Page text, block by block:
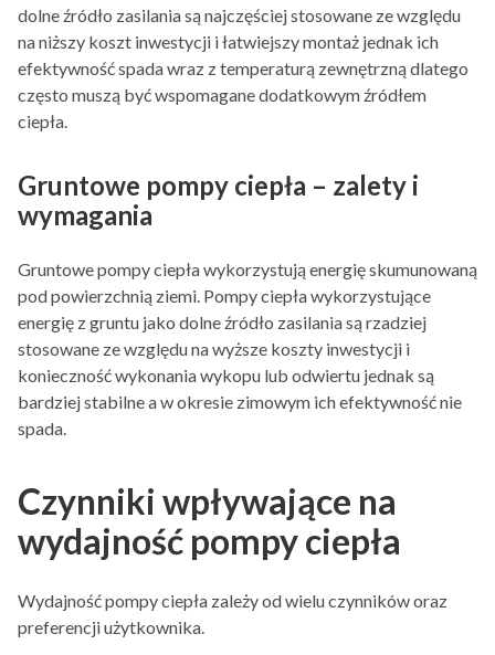
dolne źródło zasilania są najczęściej stosowane ze względu
na niższy koszt inwestycji i łatwiejszy montaż jednak ich
efektywność spada wraz z temperaturą zewnętrzną dlatego
często muszą być wspomagane dodatkowym źródłem
ciepła.
Gruntowe pompy ciepła – zalety i
wymagania
Gruntowe pompy ciepła wykorzystują energię skumunowaną
pod powierzchnią ziemi. Pompy ciepła wykorzystujące
energię z gruntu jako dolne źródło zasilania są rzadziej
stosowane ze względu na wyższe koszty inwestycji i
konieczność wykonania wykopu lub odwiertu jednak są
bardziej stabilne a w okresie zimowym ich efektywność nie
spada.
Czynniki wpływające na
wydajność pompy ciepła
Wydajność pompy ciepła zależy od wielu czynników oraz
preferencji użytkownika.